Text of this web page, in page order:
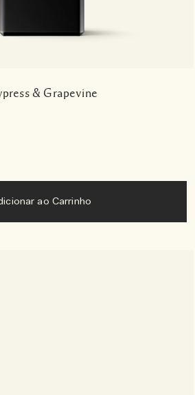
& Grapevine
ao Carrinho